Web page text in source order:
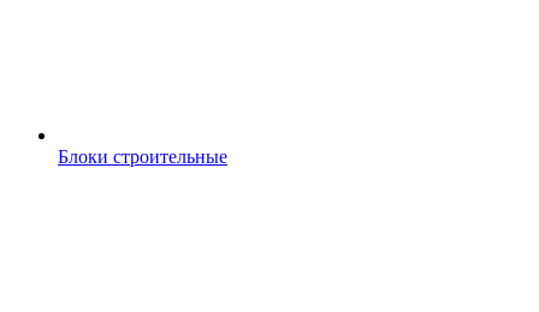
Блоки строительные